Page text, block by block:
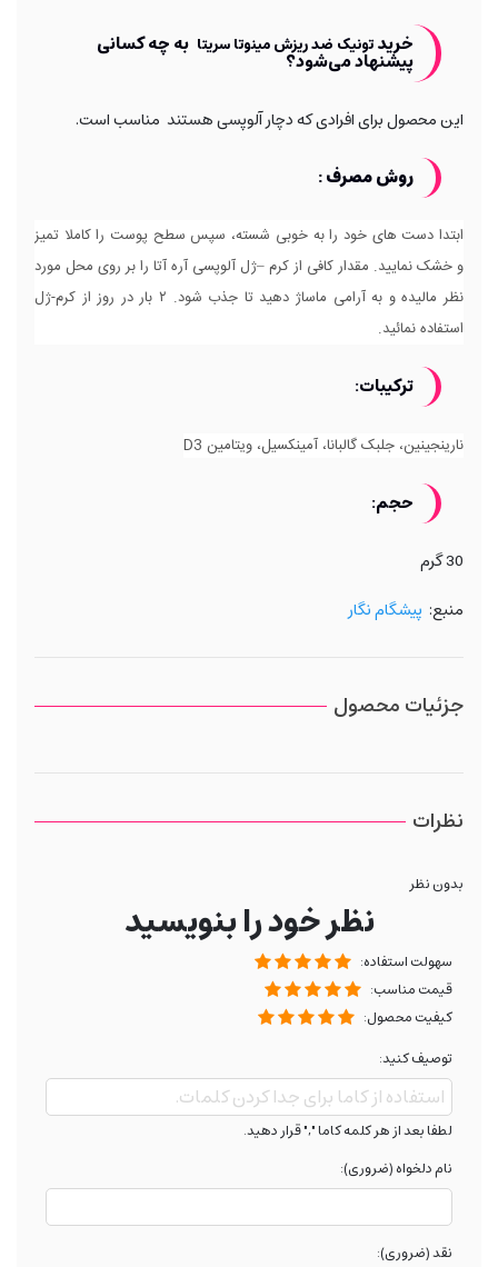
خریدتونیک ضد ریزش مینوتا سریتا به چه کسانی
پیشنهاد می‌شود؟
این محصول برای افرادی که دچار آلوپسی هستند مناسب است.
روش مصرف :
ابتدا دست های خود را به خوبی شسته، سپس سطح پوست را کاملا تمیز
و خشک نمایید. مقدار کافی از کرم –ژل آلوپسی آره آتا را بر روی محل مورد
نظر مالیده و به آرامی ماساژ دهید تا جذب شود. ۲ بار در روز از کرم-ژل
استفاده نمائید.
ترکیبات:
نارینجینین، جلبک گالبانا، آمینکسیل، ویتامین D3
حجم:
30 گرم
منبع: پیشگام نگار
جزئیات محصول
نظرات
بدون نظر
نظر خود را بنویسید
سهولت استفاده:
قیمت مناسب:
کیفیت محصول:
توصیف کنید:
لطفا بعد از هر کلمه کاما "," قرار دهید.
نام دلخواه (ضروری):
نقد (ضروری):